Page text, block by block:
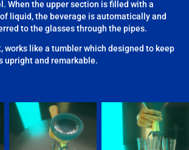
When the upper section is filled with a
liquid, the beverage is automatically and
to the glasses through the pipes.
works like a tumbler which designed to keep
upright and remarkable.